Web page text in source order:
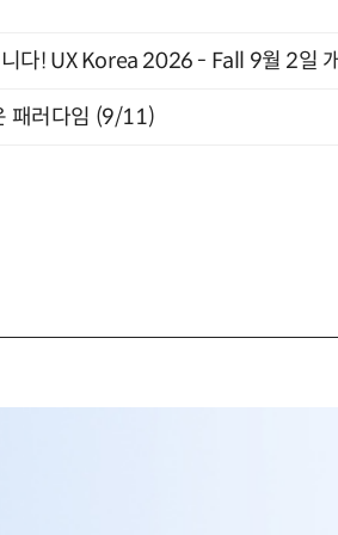
다! UX Korea 2026 - Fall 9월 2일
패러다임 (9/11)